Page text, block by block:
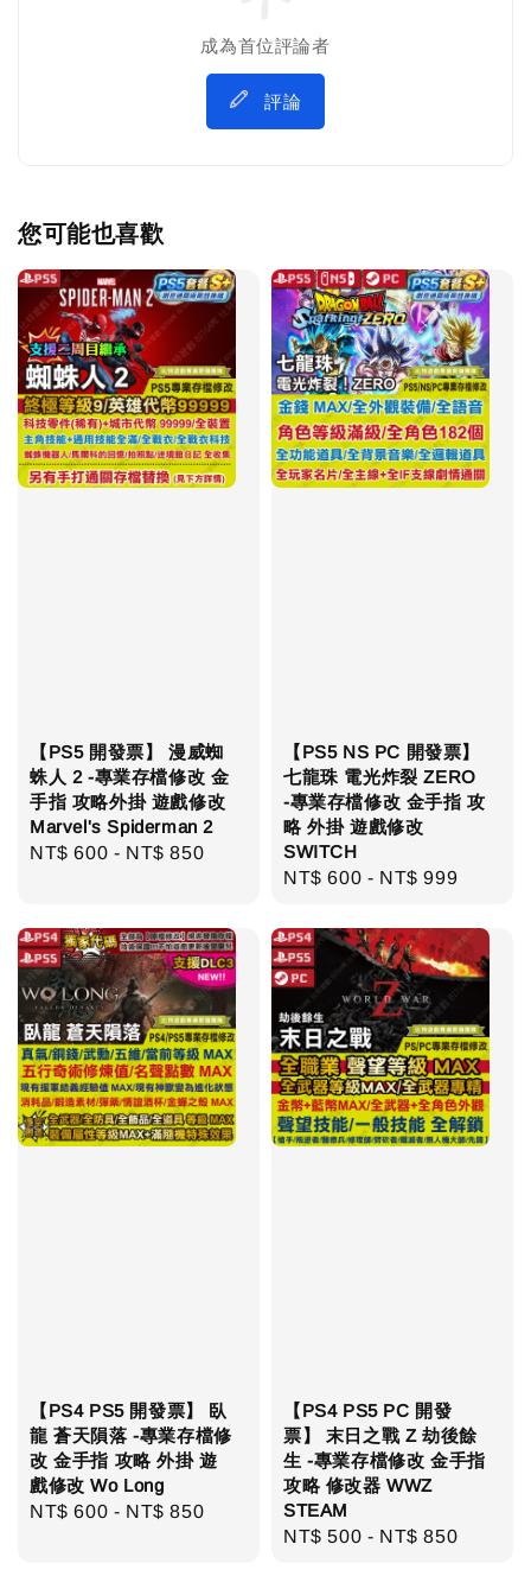
成為首位評論者
評論
您可能也喜歡
【PS5 開發票】 漫威蜘
蛛人 2 -專業存檔修改 金
手指 攻略外掛 遊戲修改
Marvel's Spiderman 2
Regular
NT$ 600 - NT$ 850
【PS5 NS PC 開發票】
七龍珠 電光炸裂 ZERO
-專業存檔修改 金手指 攻
略 外掛 遊戲修改
SWITCH
Regular
NT$ 600 - NT$ 999
【PS4 PS5 開發票】 臥
龍 蒼天隕落 -專業存檔修
改 金手指 攻略 外掛 遊
戲修改 Wo Long
Regular
NT$ 600 - NT$ 850
【PS4 PS5 PC 開發
票】 末日之戰 Z 劫後餘
生 -專業存檔修改 金手指
攻略 修改器 WWZ
STEAM
Regular
NT$ 500 - NT$ 850